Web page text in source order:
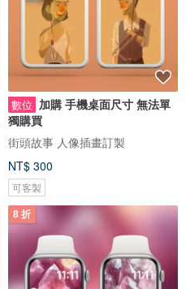
數位 加購 手機桌面尺寸 無法單
獨購買
街頭故事 人像插畫訂製
NT$ 300
可客製
8 折